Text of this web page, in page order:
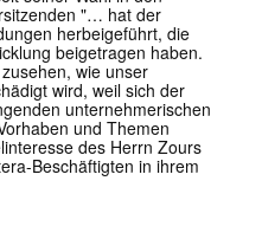
"… hat der
herbeigeführt, die
beigetragen haben.
wie unser
wird, weil sich der
unternehmerischen
und Themen
des Herrn Zours
Beschäftigten in ihrem